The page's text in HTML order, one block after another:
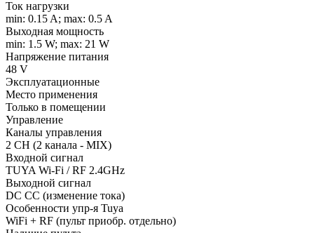
Ток нагрузки
min: 0.15 A; max: 0.5 A
Выходная мощность
min: 1.5 W; max: 21 W
Напряжение питания
48 V
Эксплуатационные
Место применения
Только в помещении
Управление
Каналы управления
2 CH (2 канала - MIX)
Входной сигнал
TUYA Wi-Fi / RF 2.4GHz
Выходной сигнал
DC CC (изменение тока)
Особенности упр-я Tuya
WiFi + RF (пульт приобр. отдельно)